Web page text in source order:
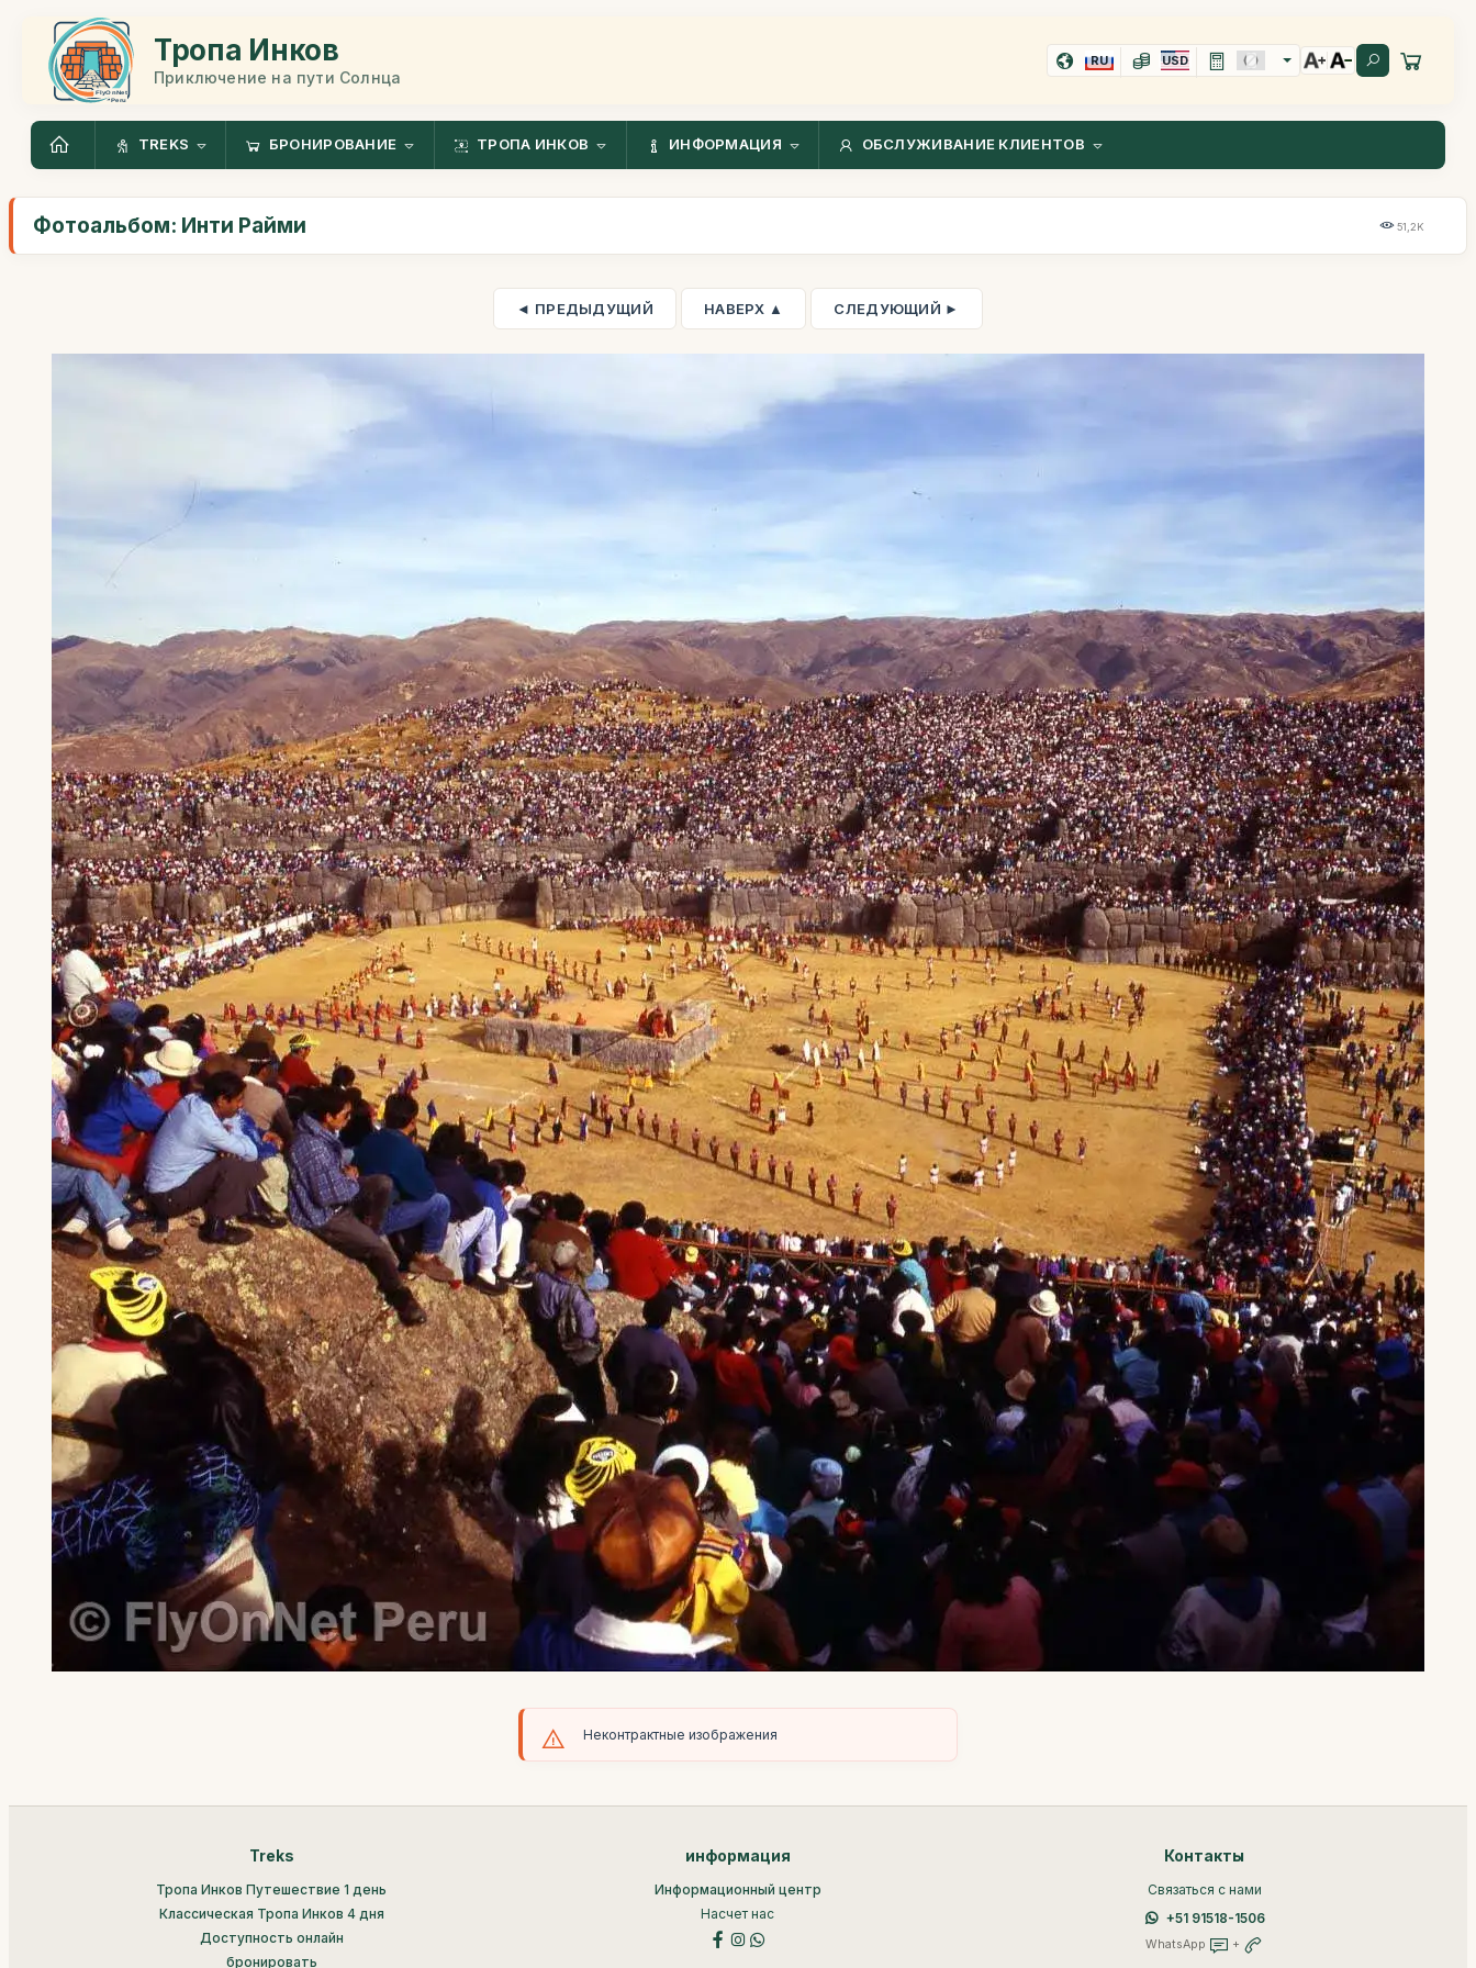
Тропа Инков
Приключение на пути Солнца
RU USD
TREKS БРОНИРОВАНИЕ ТРОПА ИНКОВ ИНФОРМАЦИЯ ОБСЛУЖИВАНИЕ КЛИЕНТОВ
Фотоальбом: Инти Райми 51,2K
◄ ПРЕДЫДУЩИЙ НАВЕРХ ▲ СЛЕДУЮЩИЙ ►
Неконтрактные изображения
Treks
Тропа Инков Путешествие 1 день
Классическая Тропа Инков 4 дня
Доступность онлайн
бронировать
информация
Информационный центр
Насчет нас
Контакты
Связаться с нами
+51 91518-1506
WhatsApp +